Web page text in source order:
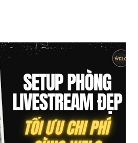
theo thời gian thực. Để thực hiện
cần đến sự hỗ trợ của những công cụ
ảnh, âm thanh, hiệu ứng và kết nối ổn
livestream chuyên biệt Hiện nay,
chỉ phục vụ streamer hay game thủ
nhà bán hàng online, giáo viên,
nội dung. Việc lựa chọn đúng phần